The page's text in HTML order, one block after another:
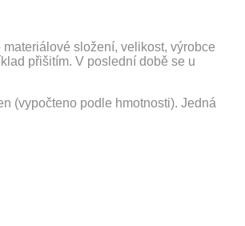
složení, velikost, výrobce
přišitím. V poslední době se u
(vypočteno podle hmotnosti). Jedná